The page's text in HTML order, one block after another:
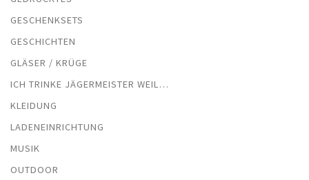
GESCHENKSETS
GESCHICHTEN
GLÄSER / KRÜGE
ICH TRINKE JÄGERMEISTER WEIL…
KLEIDUNG
LADENEINRICHTUNG
MUSIK
OUTDOOR